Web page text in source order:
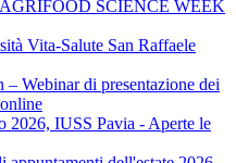
SCIENCE WEEK
Vita-Salute San Raffaele
– Webinar di presentazione dei
2026, IUSS Pavia - Aperte le